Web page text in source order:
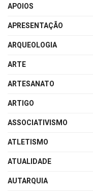
APOIOS
APRESENTAÇÃO
ARQUEOLOGIA
ARTE
ARTESANATO
ARTIGO
ASSOCIATIVISMO
ATLETISMO
ATUALIDADE
AUTARQUIA